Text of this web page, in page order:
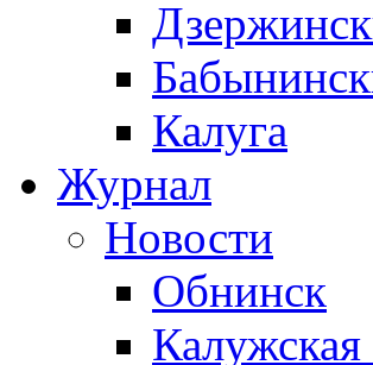
Калуга
Журнал
Новости
Обнинск
Калужская